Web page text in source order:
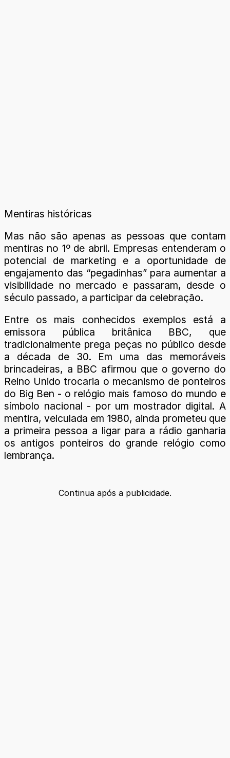
Mentiras históricas
Mas não são apenas as pessoas que contam
mentiras no 1º de abril. Empresas entenderam o
potencial de marketing e a oportunidade de
engajamento das “pegadinhas” para aumentar a
visibilidade no mercado e passaram, desde o
século passado, a participar da celebração.
Entre os mais conhecidos exemplos está a
emissora pública britânica BBC, que
tradicionalmente prega peças no público desde
a década de 30. Em uma das memoráveis
brincadeiras, a BBC afirmou que o governo do
Reino Unido trocaria o mecanismo de ponteiros
do Big Ben - o relógio mais famoso do mundo e
símbolo nacional - por um mostrador digital. A
mentira, veiculada em 1980, ainda prometeu que
a primeira pessoa a ligar para a rádio ganharia
os antigos ponteiros do grande relógio como
lembrança.
Continua após a publicidade.